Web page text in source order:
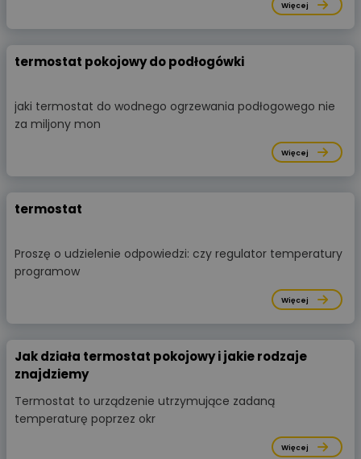
Więcej
termostat pokojowy do podłogówki
jaki termostat do wodnego ogrzewania podłogowego nie
za miljony mon
Więcej
termostat
Proszę o udzielenie odpowiedzi: czy regulator temperatury
programow
Więcej
Jak działa termostat pokojowy i jakie rodzaje
znajdziemy
Termostat to urządzenie utrzymujące zadaną
temperaturę poprzez okr
Więcej